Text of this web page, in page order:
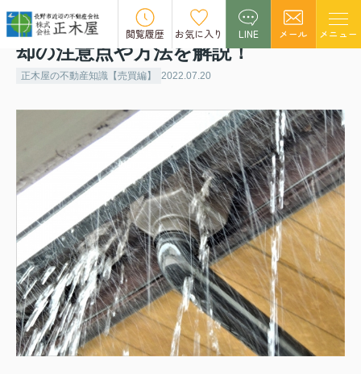
閲覧履歴 お気に入り LINE メール メニュー
雨漏りした家はどうやって売る？売
却の注意点や方法を解説！
正木屋の不動産知識【売買編】 2022.07.20